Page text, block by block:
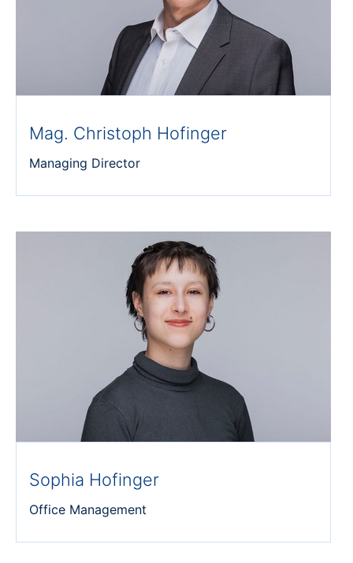
Mag. Christoph Hofinger
Managing Director
Sophia Hofinger
Office Management